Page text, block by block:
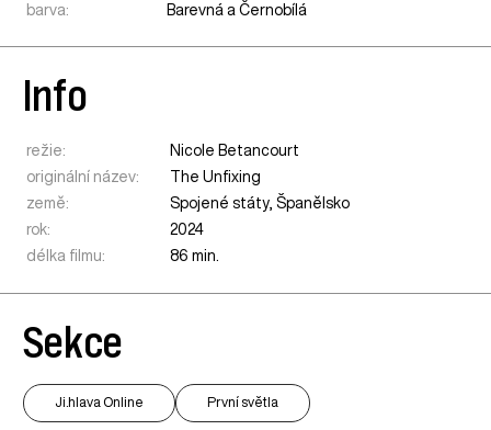
barva:
Barevná a Černobílá
Info
režie:
Nicole Betancourt
originální název:
The Unfixing
země:
Spojené státy,Španělsko
rok:
2024
délka filmu:
86 min.
Sekce
Ji.hlava Online První světla